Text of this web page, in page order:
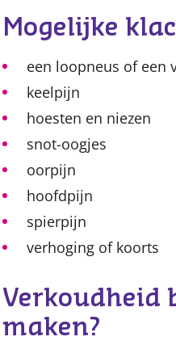
Mogelijke
een loopneus of een
keelpijn
hoesten en niezen
snot-oogjes
oorpijn
hoofdpijn
spierpijn
verhoging of koorts
Verkoudheid
maken?